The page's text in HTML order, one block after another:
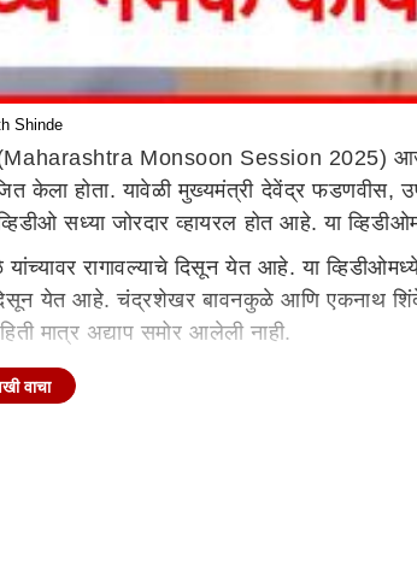
Shinde
(Maharashtra Monsoon Session 2025)
केला होता. यावेळी मुख्यमंत्री देवेंद्र
सध्या जोरदार व्हायरल होत आहे. या
रागावल्याचे दिसून येत आहे. या
दिसून येत आहे. चंद्रशेखर बावनकुळे आणि एकनाथ
मात्र अद्याप समोर आलेली नाही.
त्यानुसार 30 जून ते 18 जुलै या काळात पावसाळी
वाचा